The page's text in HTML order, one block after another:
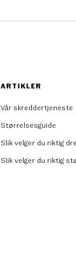
ARTIKLER
Vår skreddertjeneste
Størrelsesguide
Slik velger du riktig
Slik velger du riktig